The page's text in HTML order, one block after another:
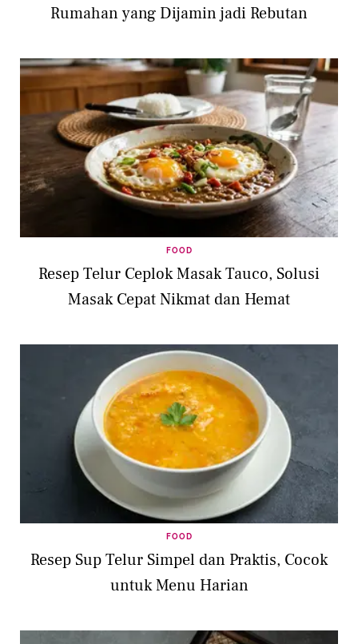
Rumahan yang Dijamin jadi Rebutan
FOOD
Resep Telur Ceplok Masak Tauco, Solusi
Masak Cepat Nikmat dan Hemat
FOOD
Resep Sup Telur Simpel dan Praktis, Cocok
untuk Menu Harian